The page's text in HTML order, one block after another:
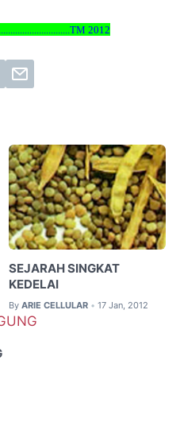
TM 2012
SEJARAH SINGKAT
KEDELAI
By ARIE CELLULAR • 17 Jan, 2012